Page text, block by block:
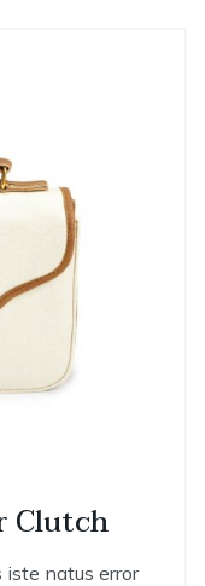
Clutch
natus error